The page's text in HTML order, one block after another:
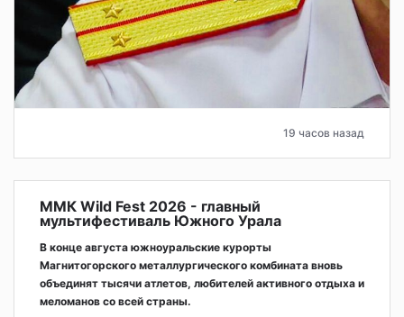
19 часов назад
ММК Wild Fest 2026 - главный
мультифестиваль Южного Урала
В конце августа южноуральские курорты
Магнитогорского металлургического комбината вновь
объединят тысячи атлетов, любителей активного отдыха и
меломанов со всей страны.